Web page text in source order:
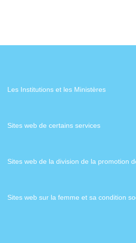
Les Institutions et les Ministères
Sites web de certains services
Sites web de la division de la promotion
Sites web sur la femme et sa condition